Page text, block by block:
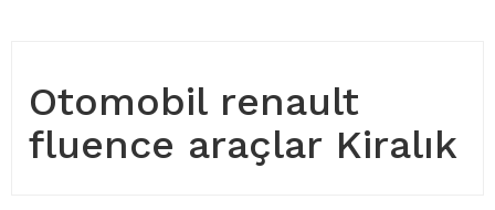
Otomobil renault
fluence araçlar Kiralık